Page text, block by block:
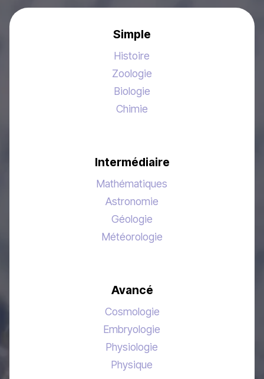
Simple
Histoire
Zoologie
Biologie
Chimie
Intermédiaire
Mathématiques
Astronomie
Géologie
Météorologie
Avancé
Cosmologie
Embryologie
Physiologie
Physique